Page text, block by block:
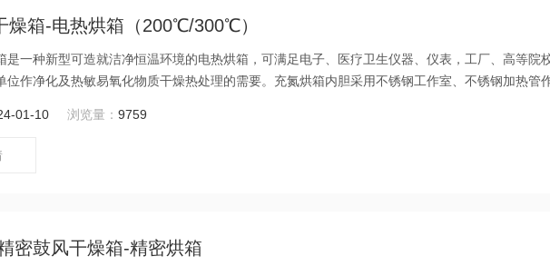
燥箱-电热烘箱（200℃/300℃）
是一种新型可造就洁净恒温环境的电热烘箱，可满足电子、医疗卫生仪器、仪表，工厂、高等院
位作净化及热敏易氧化物质干燥热处理的需要。充氮烘箱内胆采用不锈钢工作室、不锈钢加热管
便控温灵敏准确。
01-10 浏览量：9759
密鼓风干燥箱-精密烘箱